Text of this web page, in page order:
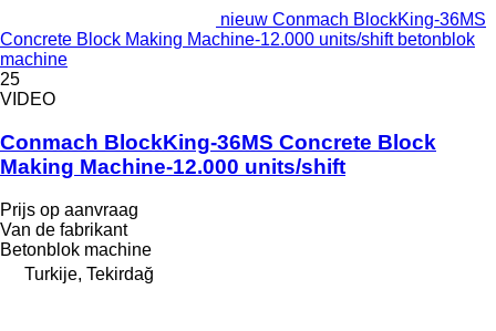
nieuw Conmach BlockKing-36MS
Concrete Block Making Machine-12.000 units/shift betonblok
machine
25
VIDEO
Conmach BlockKing-36MS Concrete Block
Making Machine-12.000 units/shift
Prijs op aanvraag
Van de fabrikant
Betonblok machine
Turkije, Tekirdağ